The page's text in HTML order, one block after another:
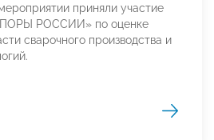
приняли участие
РОССИИ» по оценке
сварочного производства и